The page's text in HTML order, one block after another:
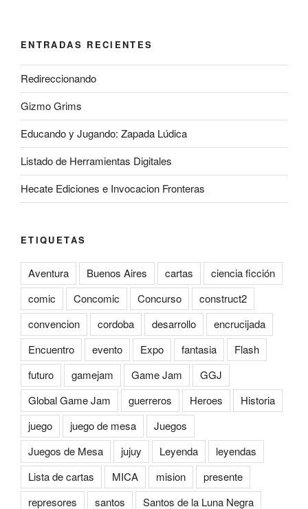
ENTRADAS RECIENTES
Redireccionando
Gizmo Grims
Educando y Jugando: Zapada Lúdica
Listado de Herramientas Digitales
Hecate Ediciones e Invocacion Fronteras
ETIQUETAS
Aventura Buenos Aires cartas
ciencia ficción
comic
Concomic Concurso
construct2
convencion
cordoba desarrollo
encrucijada
Encuentro
evento Expo fantasia
Flash
futuro
gamejam Game Jam
GGJ
Global Game Jam
guerreros Heroes
Historia
juego
juego de mesa
Juegos
Juegos de Mesa
jujuy Leyenda
leyendas
Lista de cartas
MICA mision
presente
represores
santos Santos de la Luna Negra